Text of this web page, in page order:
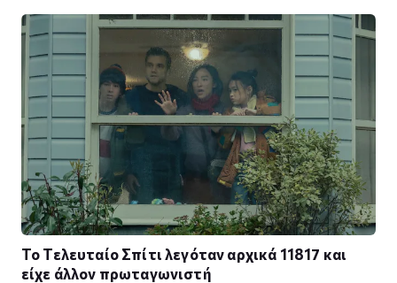
Το Τελευταίο Σπίτι λεγόταν αρχικά 11817 και
είχε άλλον πρωταγωνιστή